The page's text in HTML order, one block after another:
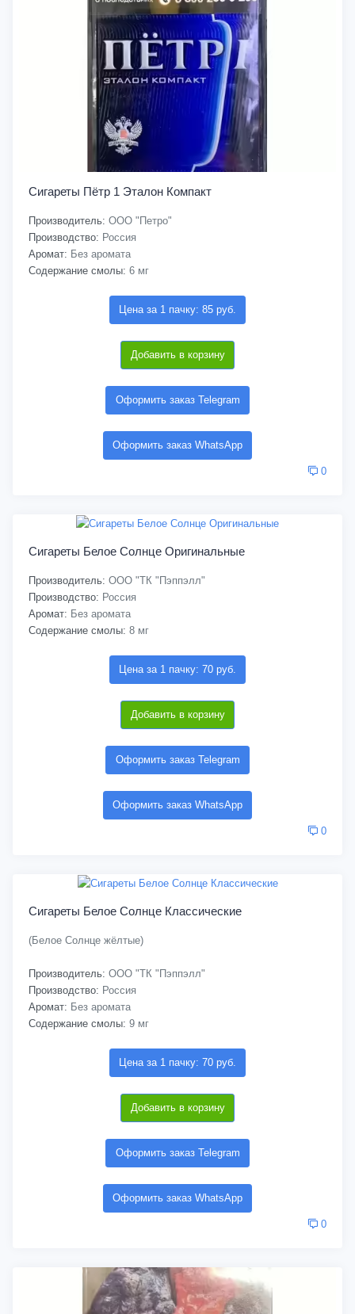
Сигареты Пётр 1 Эталон Компакт
Производитель: ООО "Петро"
Производство: Россия
Аромат: Без аромата
Содержание смолы: 6 мг
Цена за 1 пачку: 85 руб.
Добавить в корзину
Оформить заказ Telegram
Оформить заказ WhatsApp
0
Сигареты Белое Солнце Оригинальные
Производитель: ООО "ТК "Пэппэлл"
Производство: Россия
Аромат: Без аромата
Содержание смолы: 8 мг
Цена за 1 пачку: 70 руб.
Добавить в корзину
Оформить заказ Telegram
Оформить заказ WhatsApp
0
Сигареты Белое Солнце Классические
(Белое Солнце жёлтые)
Производитель: ООО "ТК "Пэппэлл"
Производство: Россия
Аромат: Без аромата
Содержание смолы: 9 мг
Цена за 1 пачку: 70 руб.
Добавить в корзину
Оформить заказ Telegram
Оформить заказ WhatsApp
0